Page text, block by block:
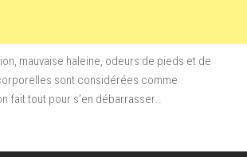
mauvaise haleine, odeurs de pieds et de
sont considérées comme
fait tout pour s’en débarrasser…